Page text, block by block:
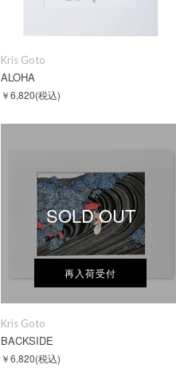
Kris Goto
ALOHA
￥6,820(税込)
SOLD OUT
再入荷受付
Kris Goto
BACKSIDE
￥6,820(税込)